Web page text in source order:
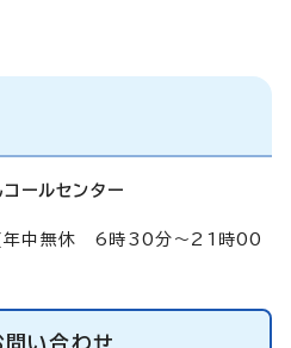
ールセンター
無休 6時30分～21時00
問い合わせ